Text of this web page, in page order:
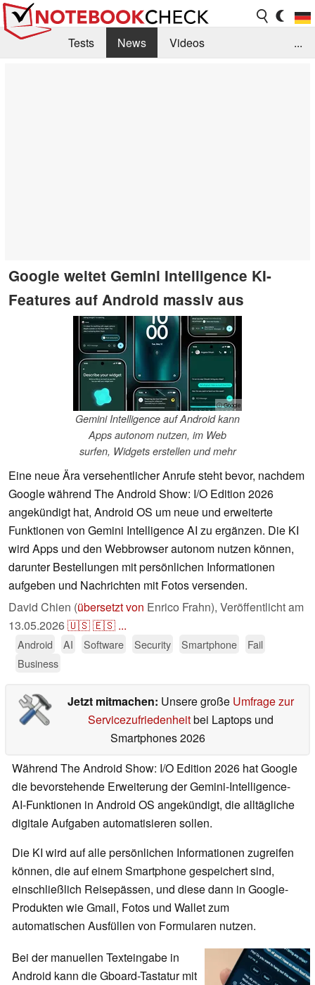
Tests News
Videos
...
Google weitet Gemini Intelligence KI-
Features auf Android massiv aus
ⓘ Google
Gemini Intelligence auf Android kann
Apps autonom nutzen, im Web
surfen, Widgets erstellen und mehr
Eine neue Ära versehentlicher Anrufe steht bevor, nachdem
Google während The Android Show: I/O Edition 2026
angekündigt hat, Android OS um neue und erweiterte
Funktionen von Gemini Intelligence AI zu ergänzen. Die KI
wird Apps und den Webbrowser autonom nutzen können,
darunter Bestellungen mit persönlichen Informationen
aufgeben und Nachrichten mit Fotos versenden.
David Chien (übersetzt von Enrico Frahn), Veröffentlicht am
13.05.2026🇺🇸🇪🇸 ...
Android AI Software Security Smartphone
Fail
Business
Jetzt mitmachen: Unsere große Umfrage zur
Servicezufriedenheitbei Laptops und
Smartphones 2026
Während The Android Show: I/O Edition 2026 hat Google
die bevorstehende Erweiterung der Gemini-Intelligence-
AI-Funktionen in Android OS angekündigt, die alltägliche
digitale Aufgaben automatisieren sollen.
Die KI wird auf alle persönlichen Informationen zugreifen
können, die auf einem Smartphone gespeichert sind,
einschließlich Reisepässen, und diese dann in Google-
Produkten wie Gmail, Fotos und Wallet zum
automatischen Ausfüllen von Formularen nutzen.
Bei der manuellen Texteingabe in
Android kann die Gboard-Tastatur mit